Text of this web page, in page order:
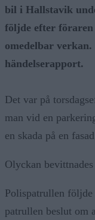
bil i Hallstavik
följde efter
omedelbar
händelserapport.
Det var på
man vid en
en skada på en
Olyckan
Polispatrullen
patrullen beslut om